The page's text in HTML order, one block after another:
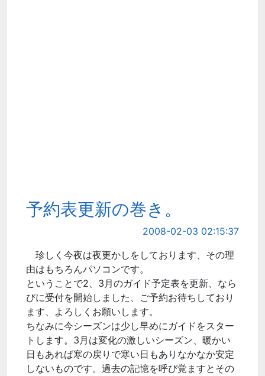
予約表更新の巻き。
2008-02-03 02:15:37
珍しく今夜は夜更かしをしております、その理
由はもちろんパソコンです。
ということで2、3月のガイド予定表を更新、なら
びに受付を開始しました、ご予約お待ちしており
ます、よろしくお願いします。
ちなみに今シーズンは少し早めにガイドをスター
トします。3月は変化の激しいシーズン、暖かい
日もあれば寒の戻りで寒い日もありなかなか安定
しないものです。過去の記憶を呼び覚ますとその